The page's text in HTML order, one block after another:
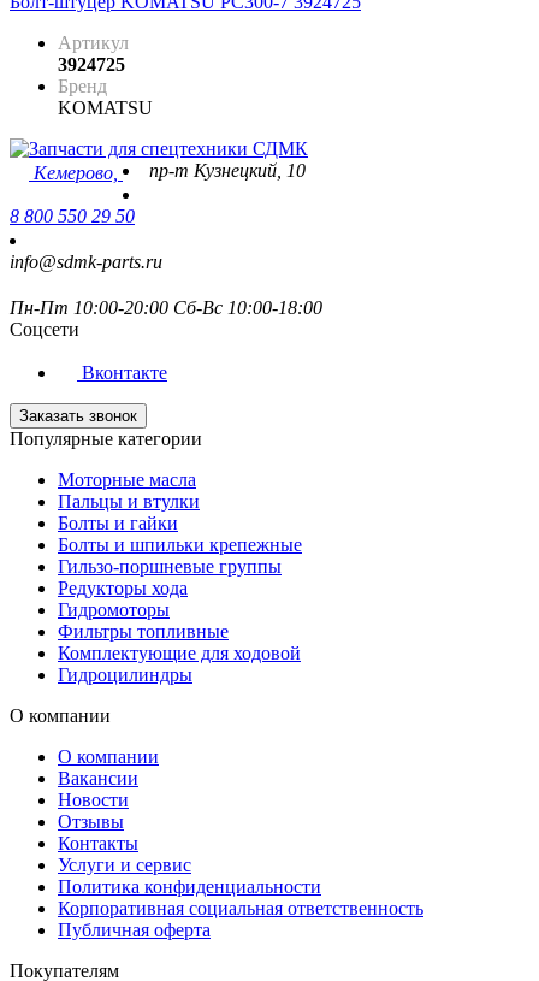
Артикул
3924725
Бренд
KOMATSU
Кемерово, пр-т Кузнецкий, 10
8 800 550 29 50
info@sdmk-parts.ru
Пн-Пт 10:00-20:00 Сб-Вс 10:00-18:00
Соцсети
Вконтакте
Заказать звонок
Популярные категории
Моторные масла
Пальцы и втулки
Болты и гайки
Болты и шпильки крепежные
Гильзо-поршневые группы
Редукторы хода
Гидромоторы
Фильтры топливные
Комплектующие для ходовой
Гидроцилиндры
О компании
О компании
Вакансии
Новости
Отзывы
Контакты
Услуги и сервис
Политика конфиденциальности
Корпоративная социальная ответственность
Публичная оферта
Покупателям